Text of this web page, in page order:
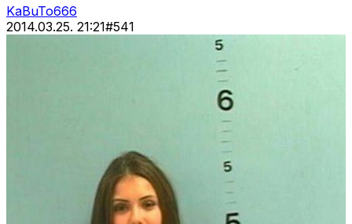
KaBuTo666
2014.03.25. 21:21#541